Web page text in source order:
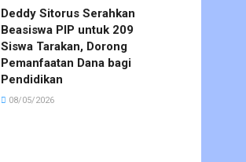
Deddy Sitorus Serahkan
Beasiswa PIP untuk 209
Siswa Tarakan, Dorong
Pemanfaatan Dana bagi
Pendidikan
08/05/2026